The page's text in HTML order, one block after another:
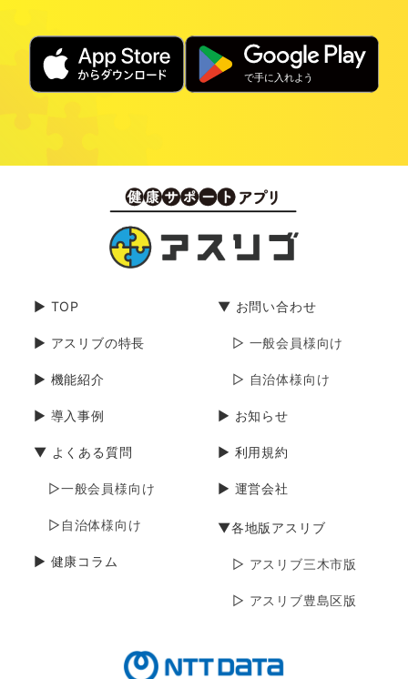
▶ TOP
▶ アスリブの特長
▶ 機能紹介
▶ 導入事例
▼ よくある質問
▷一般会員様向け
▷自治体様向け
▶ 健康コラム
▼ お問い合わせ
▷ 一般会員様向け
▷ 自治体様向け
▶ お知らせ
▶ 利用規約
▶ 運営会社
▼各地版アスリブ
▷ アスリブ三木市版
▷ アスリブ豊島区版